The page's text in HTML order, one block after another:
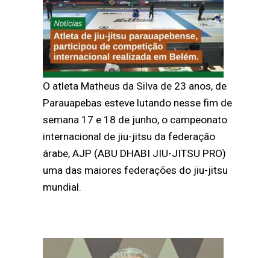
O atleta Matheus da Silva de 23 anos, de
Parauapebas esteve lutando nesse fim de
semana 17 e 18 de junho, o campeonato
internacional de jiu-jitsu da federação
árabe, AJP (ABU DHABI JIU-JITSU PRO)
uma das maiores federações do jiu-jitsu
mundial.